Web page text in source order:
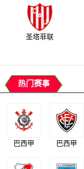
圣塔菲联
热门赛事
巴西甲 巴西甲